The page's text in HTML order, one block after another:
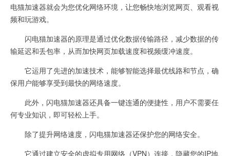
电猫加速器就会为您优化网络环境，让您畅快地浏览网页、观看视
频和玩游戏。
闪电猫加速器的原理是通过优化数据传输路径，减少数据的传
输延迟和丢包率，从而加快网页加载速度和视频缓冲速度。
它运用了先进的加速技术，能够智能选择最优线路和节点，确
保用户能够享受到最快的网络速度。
此外，闪电猫加速器还具备一键连通的便捷性，用户不需要任
何专业知识，即可轻松上手。
除了提升网络速度，闪电猫加速器还保护您的网络安全。
它通过建立安全的虚拟专用网络（VPN）连接，隐藏您的IP地